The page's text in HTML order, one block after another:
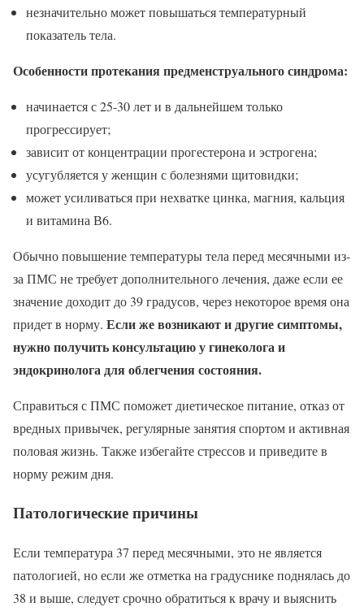
незначительно может повышаться температурный
показатель тела.
Особенности протекания предменструального синдрома:
начинается с 25-30 лет и в дальнейшем только
прогрессирует;
зависит от концентрации прогестерона и эстрогена;
усугубляется у женщин с болезнями щитовидки;
может усиливаться при нехватке цинка, магния, кальция
и витамина В6.
Обычно повышение температуры тела перед месячными из-
за ПМС не требует дополнительного лечения, даже если ее
значение доходит до 39 градусов, через некоторое время она
придет в норму. Если же возникают и другие симптомы,
нужно получить консультацию у гинеколога и
эндокринолога для облегчения состояния.
Справиться с ПМС поможет диетическое питание, отказ от
вредных привычек, регулярные занятия спортом и активная
половая жизнь. Также избегайте стрессов и приведите в
норму режим дня.
Патологические причины
Если температура 37 перед месячными, это не является
патологией, но если же отметка на градуснике поднялась до
38 и выше, следует срочно обратиться к врачу и выяснить